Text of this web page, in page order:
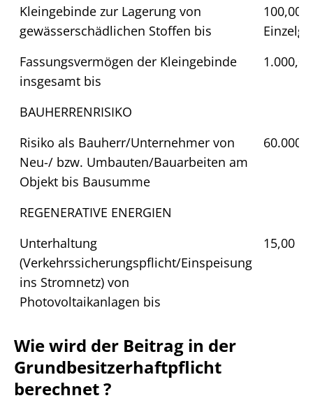
Kleingebinde zur Lagerung von
gewässerschädlichen Stoffen bis
100,00
Fassungsvermögen der Kleingebinde
insgesamt bis
BAUHERRENRISIKO
Risiko als Bauherr/Unternehmer von
Neu-/ bzw. Umbauten/Bauarbeiten am
Objekt bis Bausumme
60.000
REGENERATIVE ENERGIEN
Unterhaltung
(Verkehrssicherungspflicht/Einspeisung
ins Stromnetz) von
Photovoltaikanlagen bis
15,00
Wie wird der Beitrag in der
Grundbesitzerhaftpflicht
berechnet ?